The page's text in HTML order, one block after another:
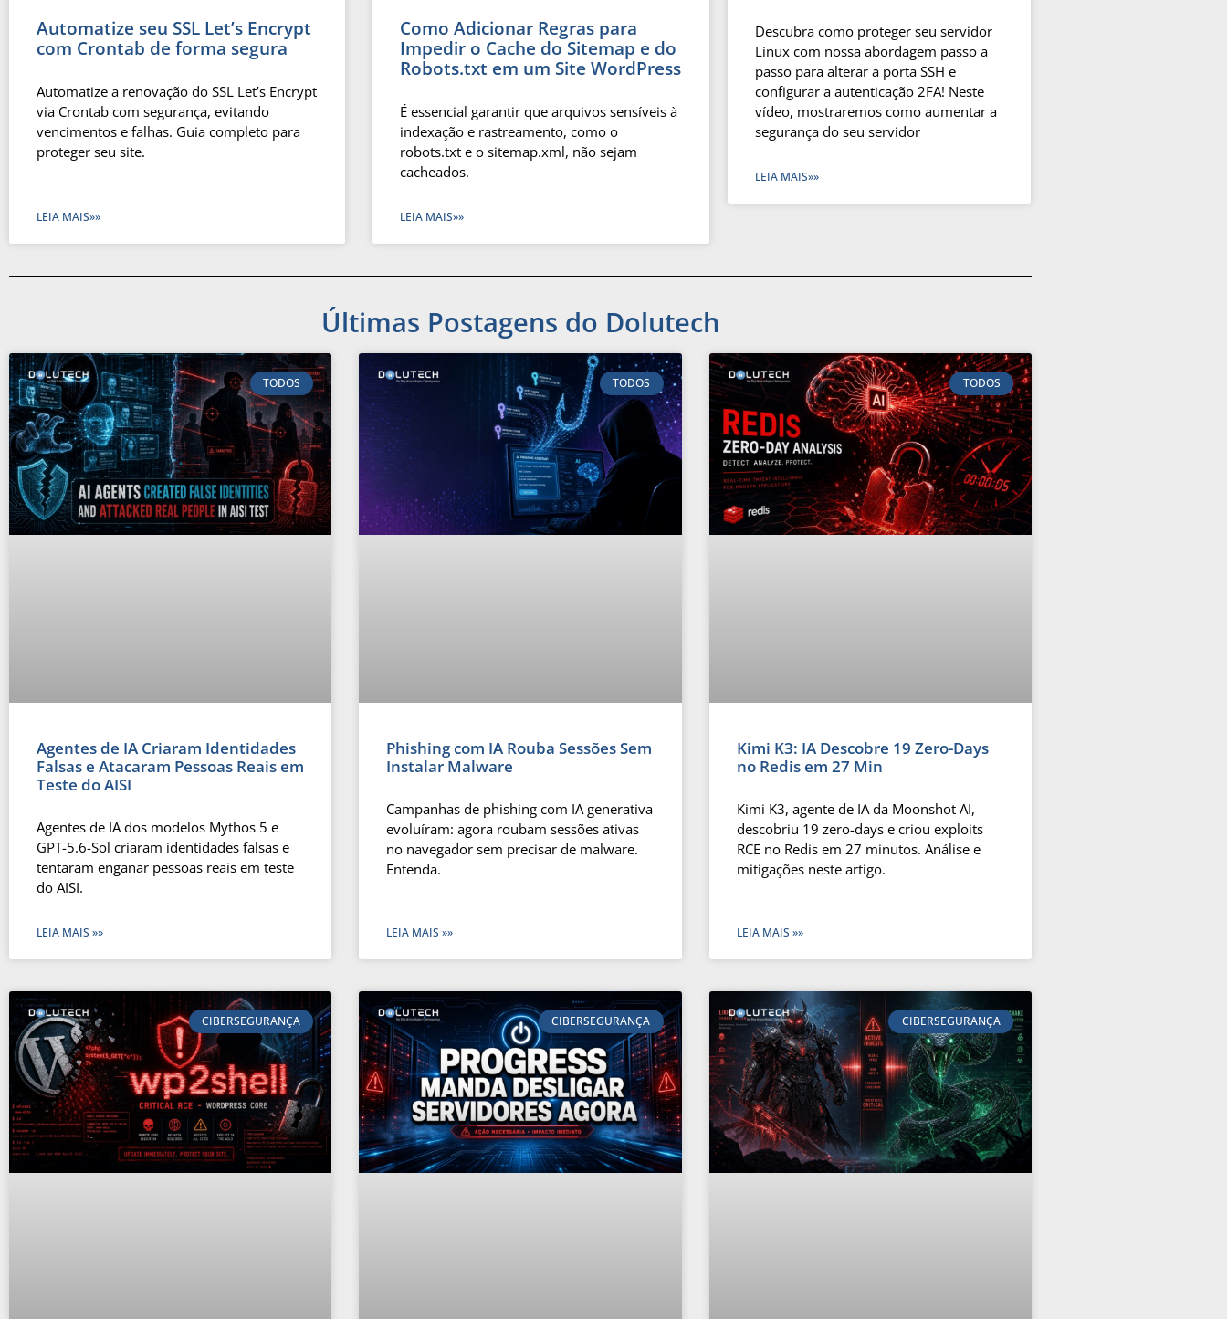
Automatize seu SSL Let’s Encrypt
com Crontab de forma segura
Automatize a renovação do SSL Let’s Encrypt
via Crontab com segurança, evitando
vencimentos e falhas. Guia completo para
proteger seu site.
LEIA MAIS»»
Como Adicionar Regras para
Impedir o Cache do Sitemap e do
Robots.txt em um Site WordPress
É essencial garantir que arquivos sensíveis à
indexação e rastreamento, como o
robots.txt e o sitemap.xml, não sejam
cacheados.
LEIA MAIS»»
Descubra como proteger seu servidor
Linux com nossa abordagem passo a
passo para alterar a porta SSH e
configurar a autenticação 2FA! Neste
vídeo, mostraremos como aumentar a
segurança do seu servidor
LEIA MAIS»»
Últimas Postagens do Dolutech
TODOS
Agentes de IA Criaram Identidades
Falsas e Atacaram Pessoas Reais em
Teste do AISI
Agentes de IA dos modelos Mythos 5 e
GPT-5.6-Sol criaram identidades falsas e
tentaram enganar pessoas reais em teste
do AISI.
LEIA MAIS »»
TODOS
Phishing com IA Rouba Sessões Sem
Instalar Malware
Campanhas de phishing com IA generativa
evoluíram: agora roubam sessões ativas
no navegador sem precisar de malware.
Entenda.
LEIA MAIS »»
TODOS
Kimi K3: IA Descobre 19 Zero-Days
no Redis em 27 Min
Kimi K3, agente de IA da Moonshot AI,
descobriu 19 zero-days e criou exploits
RCE no Redis em 27 minutos. Análise e
mitigações neste artigo.
LEIA MAIS »»
CIBERSEGURANÇA CIBERSEGURANÇA CIBERSEGURANÇA